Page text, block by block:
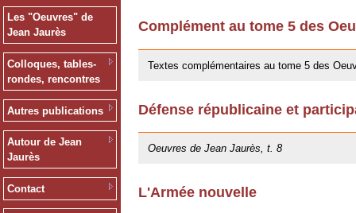
Les "Oeuvres" de
Jean Jaurès
Colloques, tables-
rondes, rencontres
Autres publications
Autour de Jean
Jaurès
Contact
Complément au tome 5 des
Textes complémentaires au tome 5 des
Défense républicaine et
Oeuvres de Jean Jaurès, t. 8
L'Armée nouvelle